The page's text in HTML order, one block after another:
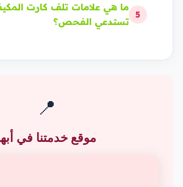
5
ما هي علامات تلف كارت
تستدعي الفحص؟
📍
موقع خدمتنا في